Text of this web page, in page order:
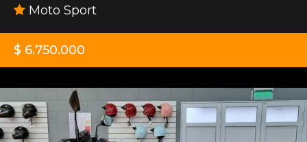
Moto Sport
$ 6.750.000